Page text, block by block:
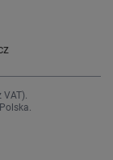
VAT).
Polska.